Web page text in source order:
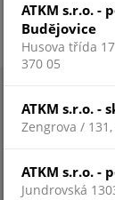
ATKM s.r.o. -
Budějovice
Husova třída
370 05
ATKM s.r.o. -
Zengrova /
ATKM s.r.o. -
Jundrovská